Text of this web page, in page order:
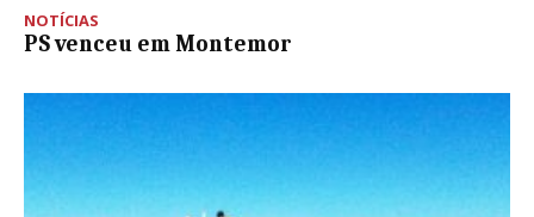
NOTÍCIAS
PS venceu em Montemor